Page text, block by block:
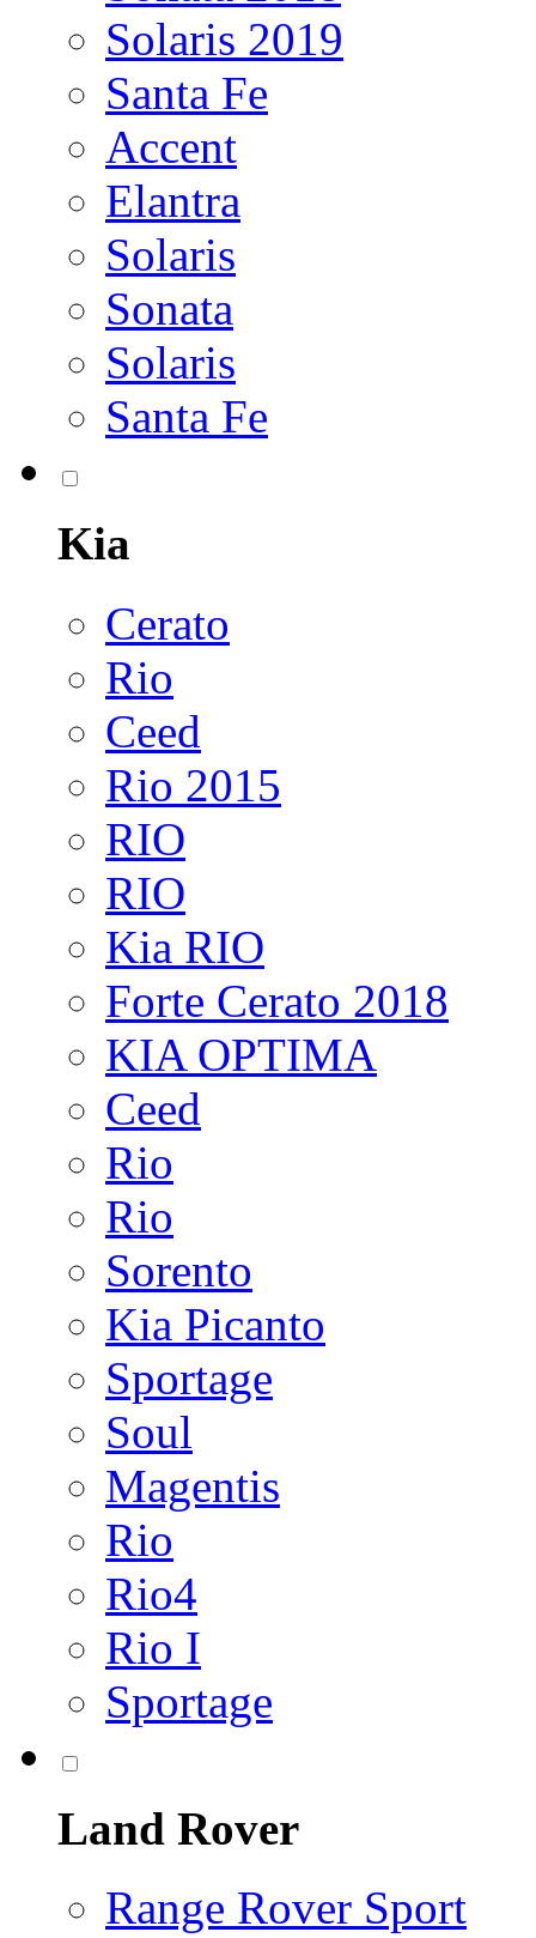
Solaris 2019
Santa Fe
Accent
Elantra
Solaris
Sonata
Solaris
Santa Fe
Kia
Cerato
Rio
Ceed
Rio 2015
RIO
RIO
Kia RIO
Forte Cerato 2018
KIA OPTIMA
Ceed
Rio
Rio
Sorento
Kia Picanto
Sportage
Soul
Magentis
Rio
Rio4
Rio I
Sportage
Land Rover
Range Rover Sport